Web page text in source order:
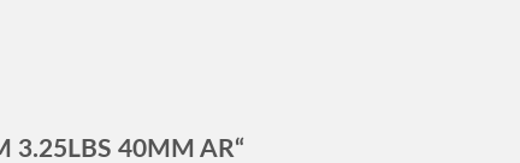
3.25LBS 40MM AR“